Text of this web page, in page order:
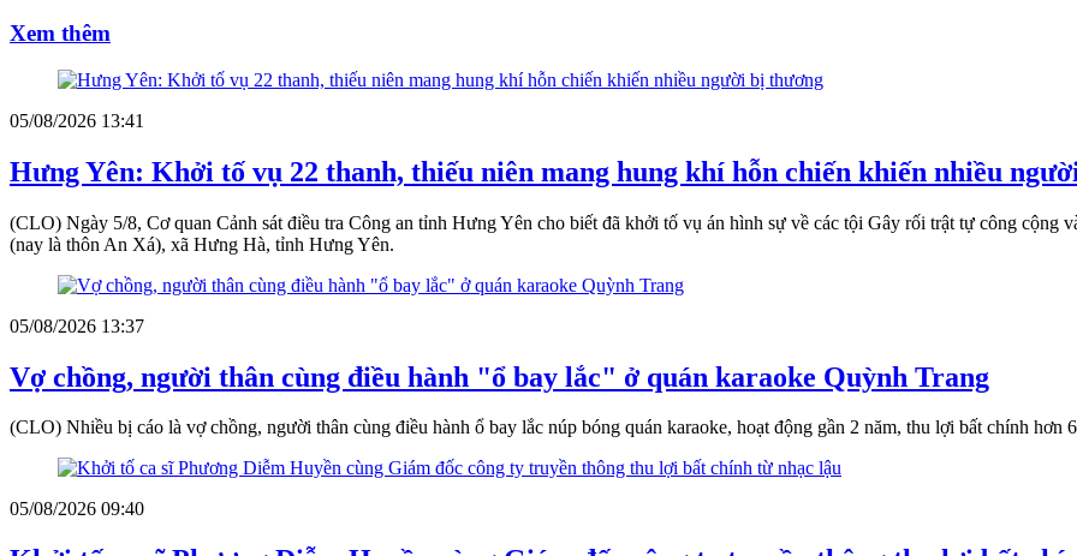
Xem thêm
05/08/2026 13:41
Hưng Yên: Khởi tố vụ 22 thanh, thiếu niên mang hung khí hỗn chiến khiến nhiều
(CLO) Ngày 5/8, Cơ quan Cảnh sát điều tra Công an tỉnh Hưng Yên cho biết đã khởi tố vụ án hình sự về các tội Gây rối trật tự công cộng
(nay là thôn An Xá), xã Hưng Hà, tỉnh Hưng Yên.
05/08/2026 13:37
Vợ chồng, người thân cùng điều hành "ổ bay lắc" ở quán karaoke Quỳnh Trang
(CLO) Nhiều bị cáo là vợ chồng, người thân cùng điều hành ổ bay lắc núp bóng quán karaoke, hoạt động gần 2 năm, thu lợi bất chính hơn
05/08/2026 09:40